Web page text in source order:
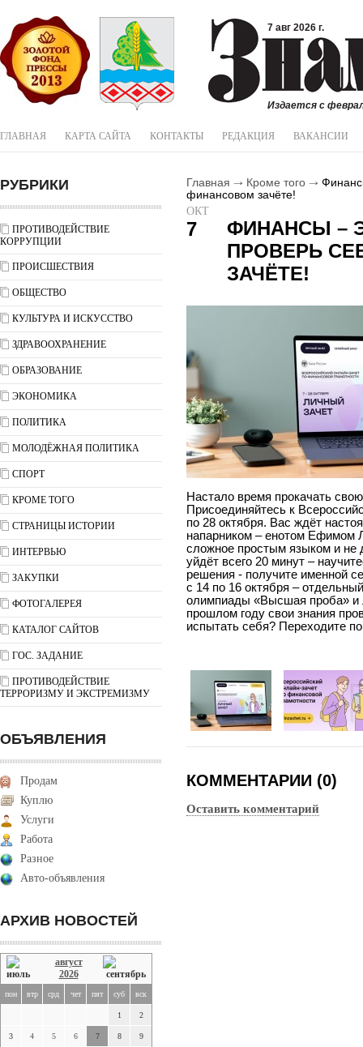
7 авг 2026 г.
Издается с
ГЛАВНАЯ КАРТА САЙТА КОНТАКТЫ РЕДАКЦИЯ ВАКАНСИИ
РУБРИКИ
ПРОТИВОДЕЙСТВИЕ
КОРРУПЦИИ
ПРОИСШЕСТВИЯ
ОБЩЕСТВО
КУЛЬТУРА И ИСКУССТВО
ЗДРАВООХРАНЕНИЕ
ОБРАЗОВАНИЕ
ЭКОНОМИКА
ПОЛИТИКА
МОЛОДЁЖНАЯ ПОЛИТИКА
СПОРТ
КРОМЕ ТОГО
СТРАНИЦЫ ИСТОРИИ
ИНТЕРВЬЮ
ЗАКУПКИ
ФОТОГАЛЕРЕЯ
КАТАЛОГ САЙТОВ
ГОС. ЗАДАНИЕ
ПРОТИВОДЕЙСТВИЕ
ТЕРРОРИЗМУ И ЭКСТРЕМИЗМУ
ОБЪЯВЛЕНИЯ
Продам
Куплю
Услуги
Работа
Разное
Авто-объявления
АРХИВ НОВОСТЕЙ
август
2026
пон втр срд чет пят суб вск
1 2
3 4 5 6 7 8 9
Главная Кроме того
финансовом зачёте!
ОКТ
7
ФИНАНСЫ –
ПРОВЕРЬ
ЗАЧЁТЕ!
Настало время прокачать
Присоединяйтесь к
по 28 октября. Вас ждёт
напарником – енотом Ефимом
сложное простым языком и не
уйдёт всего 20 минут –
решения - получите именной
с 14 по 16 октября –
олимпиады «Высшая проба» и
прошлом году свои знания
испытать себя? Переходите
КОММЕНТАРИИ (0)
Оставить комментарий